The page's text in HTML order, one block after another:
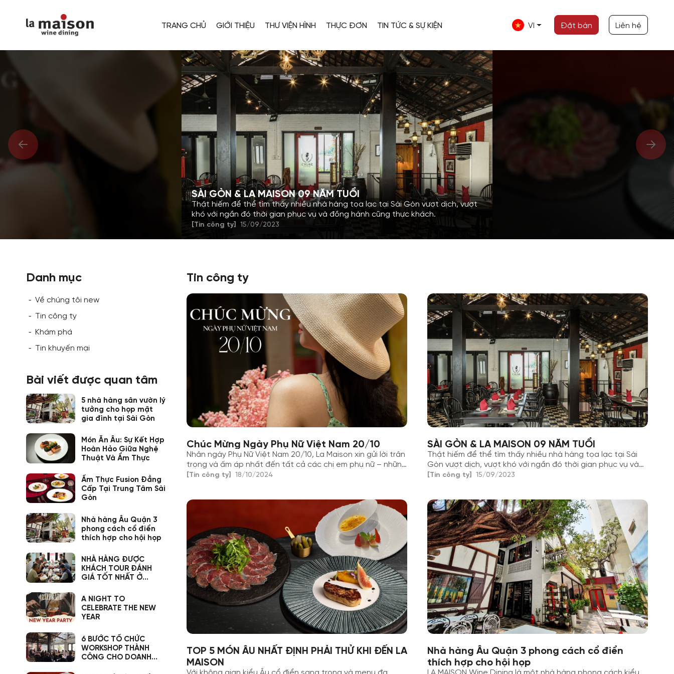
TRANG CHỦ GIỚI THIỆU THƯ VIỆN HÌNH THỰC ĐƠN TIN TỨC & SỰ KIỆN VI Đặt bàn Liên hệ
SÀI GÒN & LA MAISON 09 NĂM TUỔI
Thật hiếm để thể tìm thấy nhiều nhà hàng tọa lạc tại Sài Gòn vượt dịch, vượt
khó với ngần đó thời gian phục vụ và đồng hành cũng thực khách.
[Tin công ty] 15/09/2023
Tin công ty
Chúc Mừng Ngày Phụ Nữ Việt Nam 20/10
Nhân ngày Phụ Nữ Việt Nam 20/10, La Maison xin gửi lời trân
trọng và ấm áp nhất đến tất cả các chị em phụ nữ – những
người đã và đang là ngọn lửa sưởi ấm gia đình, là nguồn
[Tin công ty] 18/10/2024
SÀI GÒN & LA MAISON 09 NĂM TUỔI
Thật hiếm để thể tìm thấy nhiều nhà hàng tọa lạc tại Sài
Gòn vượt dịch, vượt khó với ngần đó thời gian phục vụ và
đồng hành cũng thực khách.
[Tin công ty] 15/09/2023
TOP 5 MÓN ÂU NHẤT ĐỊNH PHẢI THỬ KHI ĐẾN LA
MAISON
Với không gian kiểu Âu cổ điển sang trọng và menu đa
Nhà hàng Âu Quận 3 phong cách cổ điển
thích hợp cho hội họp
LA MAISON Wine Dining là một nhà hàng phong cách kiểu
Danh mục
Về chúng tôi new
Tin công ty
Khám phá
Tin khuyến mại
Bài viết được quan tâm
5 nhà hàng sân vườn lý
tưởng cho họp mặt
gia đình tại Sài Gòn
Món Ăn Âu: Sự Kết Hợp
Hoàn Hảo Giữa Nghệ
Thuật Và Ẩm Thực
Ẩm Thực Fusion Đẳng
Cấp Tại Trung Tâm Sài
Gòn
Nhà hàng Âu Quận 3
phong cách cổ điển
thích hợp cho hội họp
NHÀ HÀNG ĐƯỢC
KHÁCH TOUR ĐÁNH
GIÁ TỐT NHẤT Ở
A NIGHT TO
CELEBRATE THE NEW
YEAR
6 BƯỚC TỔ CHỨC
WORKSHOP THÀNH
CÔNG CHO DOANH